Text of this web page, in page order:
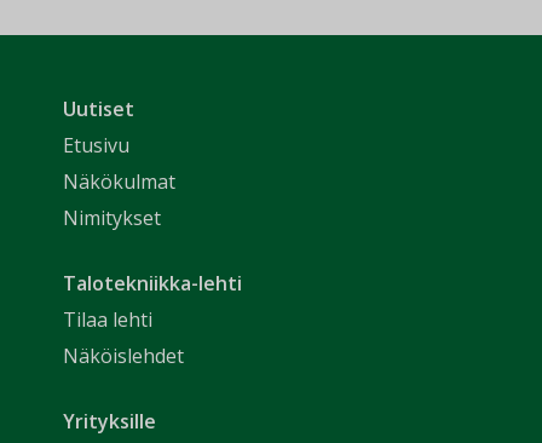
Uutiset
Etusivu
Näkökulmat
Nimitykset
Talotekniikka-lehti
Tilaa lehti
Näköislehdet
Yrityksille